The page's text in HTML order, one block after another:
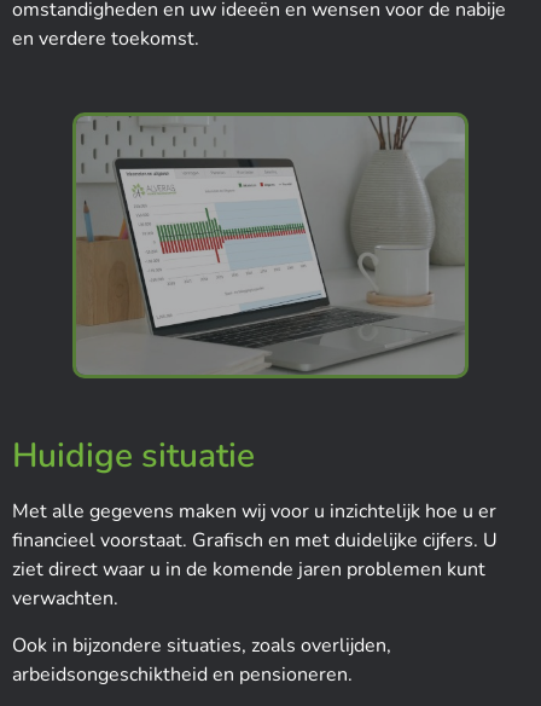
omstandigheden en uw ideeën en wensen voor de nabije
en verdere toekomst.
Huidige situatie
Met alle gegevens maken wij voor u inzichtelijk hoe u er
financieel voorstaat. Grafisch en met duidelijke cijfers. U
ziet direct waar u in de komende jaren problemen kunt
verwachten.
Ook in bijzondere situaties, zoals overlijden,
arbeidsongeschiktheid en pensioneren.